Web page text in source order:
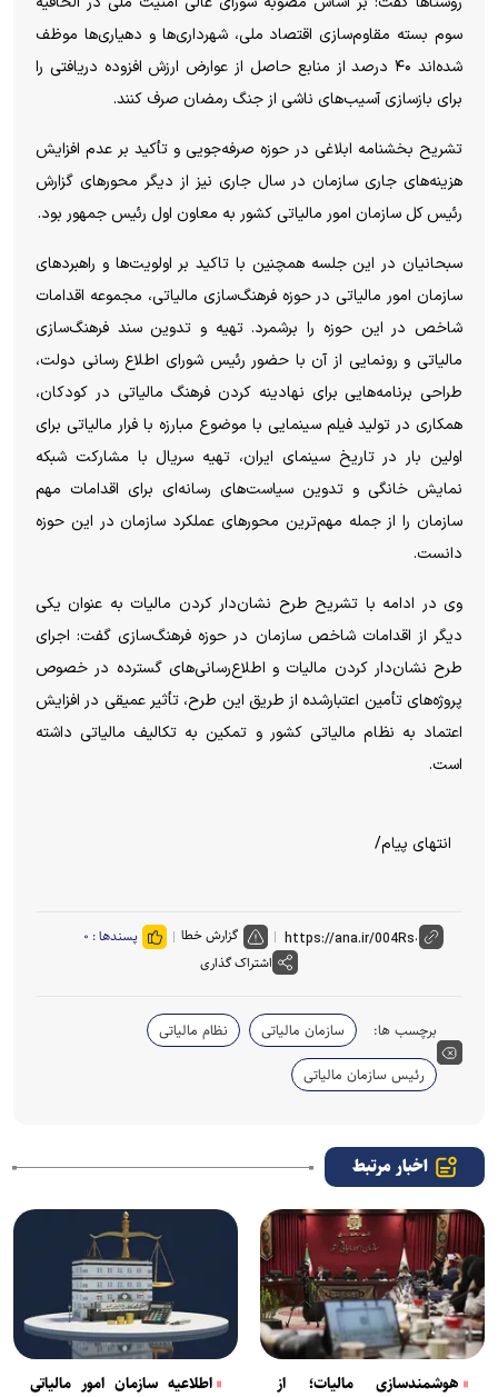
سوم بسته مقاوم‌سازی اقتصاد ملی، شهرداری‌ها و دهیاری‌ها موظف
شده‌اند ۴۰ درصد از منابع حاصل از عوارض ارزش افزوده دریافتی را
برای بازسازی آسیب‌های ناشی از جنگ رمضان صرف کنند.
تشریح بخشنامه ابلاغی در حوزه صرفه‌جویی و تأکید بر عدم افزایش
هزینه‌های جاری سازمان در سال جاری نیز از دیگر محور‌های گزارش
رئیس کل سازمان امور مالیاتی کشور به معاون اول رئیس جمهور بود.
سبحانیان در این جلسه همچنین با تاکید بر اولویت‌ها و راهبرد‌های
سازمان امور مالیاتی در حوزه فرهنگ‌سازی مالیاتی، مجموعه اقدامات
شاخص در این حوزه را برشمرد. تهیه و تدوین سند فرهنگ‌سازی
مالیاتی و رونمایی از آن با حضور رئیس شورای اطلاع رسانی دولت،
طراحی برنامه‌هایی برای نهادینه کردن فرهنگ مالیاتی در کودکان،
همکاری در تولید فیلم سینمایی با موضوع مبارزه با فرار مالیاتی برای
اولین بار در تاریخ سینمای ایران، تهیه سریال با مشارکت شبکه
نمایش خانگی و تدوین سیاست‌های رسانه‌ای برای اقدامات مهم
سازمان را از جمله مهم‌ترین محور‌های عملکرد سازمان در این حوزه
دانست.
وی در ادامه با تشریح طرح نشان‌دار کردن مالیات به عنوان یکی
دیگر از اقدامات شاخص سازمان در حوزه فرهنگ‌سازی گفت: اجرای
طرح نشان‌دار کردن مالیات و اطلاع‌رسانی‌های گسترده در خصوص
پروژه‌های تأمین اعتبارشده از طریق این طرح، تأثیر عمیقی در افزایش
اعتماد به نظام مالیاتی کشور و تمکین به تکالیف مالیاتی داشته
است.
انتهای پیام/
گزارش خطا پسندها : ۰
اشتراک گذاری
برچسب ها: سازمان مالیاتی
نظام مالیاتی
رئیس سازمان مالیاتی
اخبار مرتبط
هوشمندسازی مالیات؛ از
اطلاعیه سازمان امور مالیاتی